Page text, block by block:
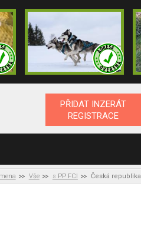
PŘIDAT INZERÁT
REGISTRACE
Vše s PP FCI Česká republika